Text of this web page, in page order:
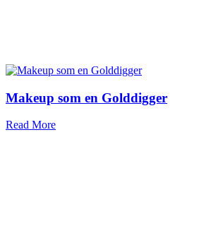
Makeup som en Golddigger
Read More